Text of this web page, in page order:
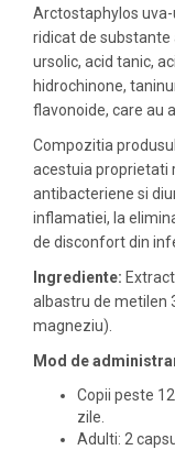
Arctostaphylos
ridicat de substante
ursolic, acid tanic,
hidrochinone,
flavonoide, care au
Compozitia
acestuia proprietati
antibacteriene si
inflamatiei, la
de disconfort din
Ingrediente:
albastru de metilen
magneziu).
Mod de
Copii peste
zile.
Adulti: 2